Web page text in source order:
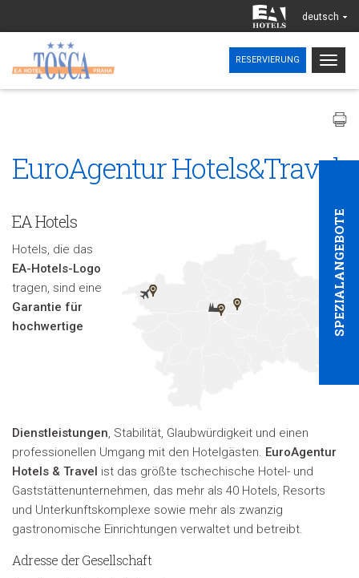
deutsch
RESERVIERUNG
SPEZIALANGEBOTE
EuroAgentur Hotels&Travel
EA Hotels
Hotels, die das
EA-Hotels-Logo
tragen, sind eine
Garantie für
hochwertige
Dienstleistungen, Stabilität, Glaubwürdigkeit und einen
professionellen Umgang mit den Hotelgästen. EuroAgentur
Hotels & Travel ist das größte tschechische Hotel- und
Gaststättenunternehmen, das mehr als 40 Hotels, Resorts
und Unterkunftskomplexe sowie mehr als zwanzig
gastronomische Einrichtungen verwaltet und betreibt.
Adresse der Gesellschaft